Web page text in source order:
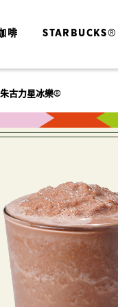
啡
古力星冰樂®